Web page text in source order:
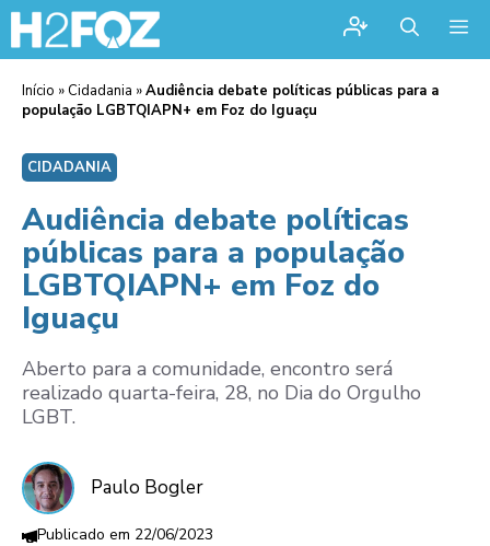
Início » Cidadania »Audiência debate políticas públicas para a
população LGBTQIAPN+ em Foz do Iguaçu
CIDADANIA
Audiência debate políticas
públicas para a população
LGBTQIAPN+ em Foz do
Iguaçu
Aberto para a comunidade, encontro será
realizado quarta-feira, 28, no Dia do Orgulho
LGBT.
Paulo Bogler
22/06/2023